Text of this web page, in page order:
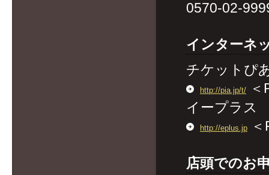
0570-02-
インターネ
チケットぴ
http://pia.jp/t/
イープラス
http://eplus.jp
店頭でのお